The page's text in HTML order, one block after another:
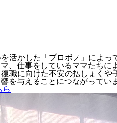
活かした「プロボノ」によ
、仕事をしているママたちに
職に向けた不安の払しょく
を与えることにつながってい
ら